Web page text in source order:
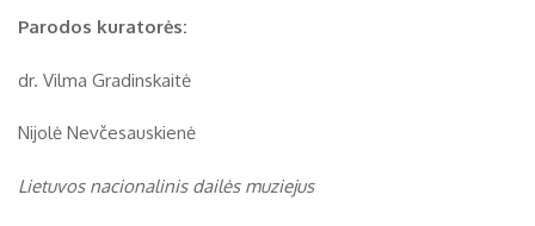
Parodos kuratorės:
dr. Vilma Gradinskaitė
Nijolė Nevčesauskienė
Lietuvos nacionalinis dailės muziejus